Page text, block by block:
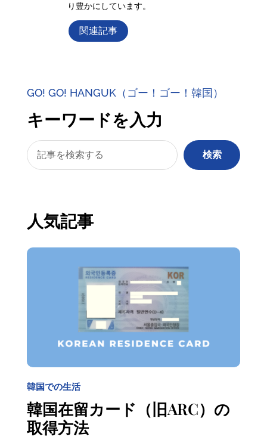
り豊かにしています。
関連記事
GO! GO! HANGUK（ゴー！ゴー！韓国）
キーワードを入力
検索
人気記事
韓国での生活
韓国在留カード（旧ARC）の
取得方法